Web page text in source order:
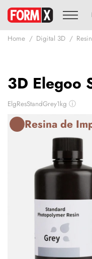
Home Digital 3D
3D Elegoo
ElgResStandGrey1kg ⓘ
Resina de